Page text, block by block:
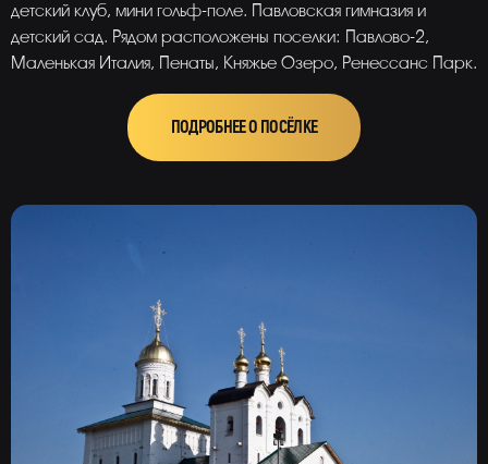
детский клуб, мини гольф-поле. Павловская гимназия и
детский сад. Рядом расположены поселки: Павлово-2,
Маленькая Италия, Пенаты, Княжье Озеро, Ренессанс Парк.
ПОДРОБНЕЕ О ПОСЁЛКЕ